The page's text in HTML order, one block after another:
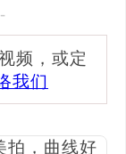
频，或定
我们